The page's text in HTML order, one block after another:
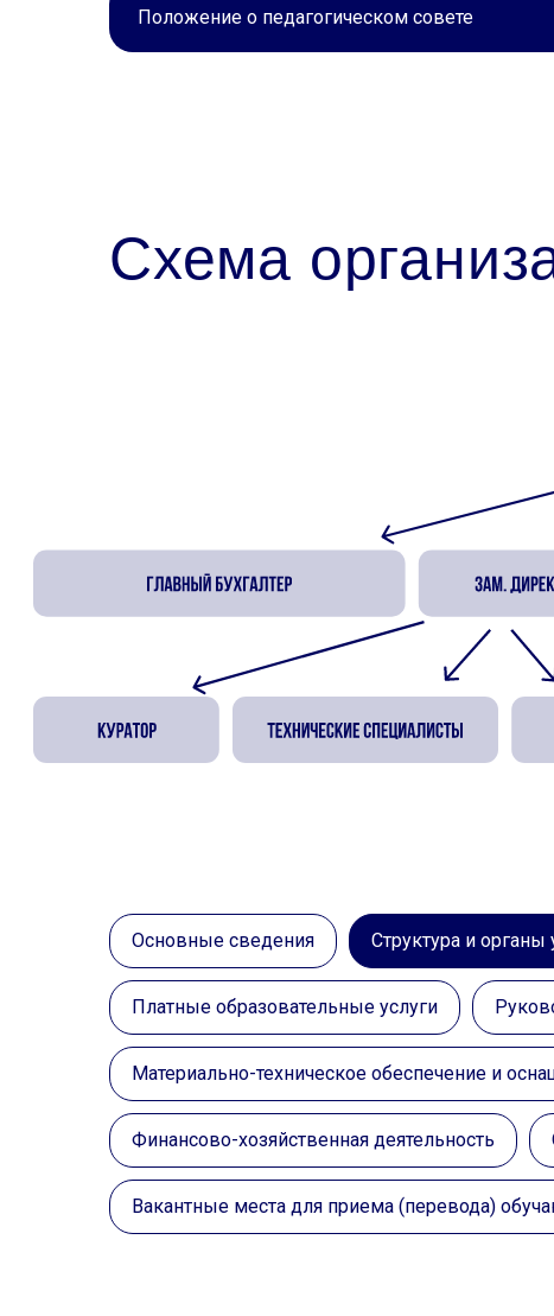
Положение о педагогическом совете
Схема
Основные сведения Структура и органы
Платные образовательные услуги
Материально-техническое обеспечение и
Финансово-хозяйственная деятельность
Вакантные места для приема (перевода)